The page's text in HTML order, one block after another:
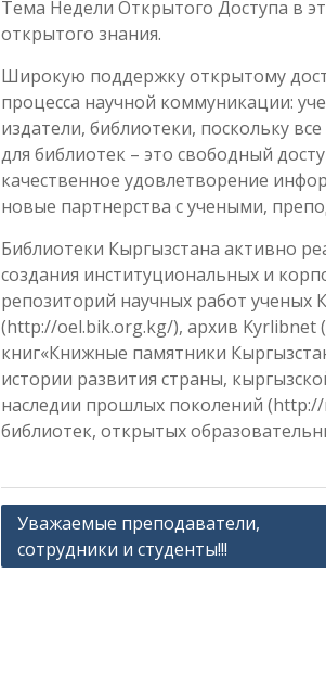
Тема Недели Открытого Доступа в
открытого знания.
Широкую поддержку открытому
процесса научной коммуникации:
издатели, библиотеки, поскольку
для библиотек – это свободный
качественное удовлетворение
новые партнерства с учеными,
Библиотеки Кыргызстана активно
создания институциональных и
репозиторий научных работ ученых
(http://oel.bik.org.kg/), архив
книг«Книжные памятники
истории развития страны,
наследии прошлых поколений
библиотек, открытых
Навигация
по
Уважаемые преподаватели,
сотрудники и студенты!!!